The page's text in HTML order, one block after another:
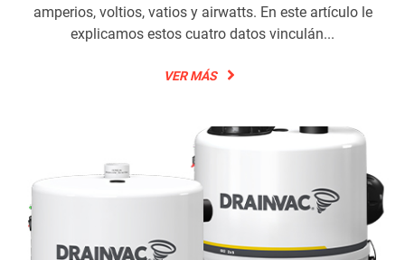
amperios, voltios, vatios y airwatts. En este artículo le
explicamos estos cuatro datos vinculán...
VER MÁS